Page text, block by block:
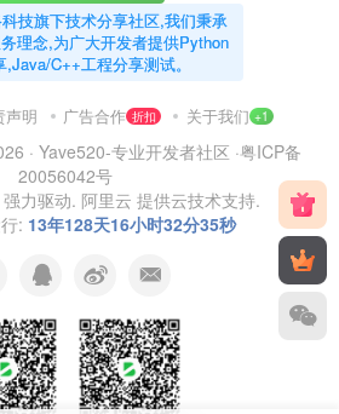
技旗下技术分享社区,我们秉承
理念,为广大开发者提供Python
,Java/C++工程分享测试。
声明 广告合作 折扣 关于我们 +1
· Yave520-专业开发者社区 ·粤ICP备
20056042号
强力驱动. 阿里云 提供云技术支持.
: 13年128天16小时32分35秒